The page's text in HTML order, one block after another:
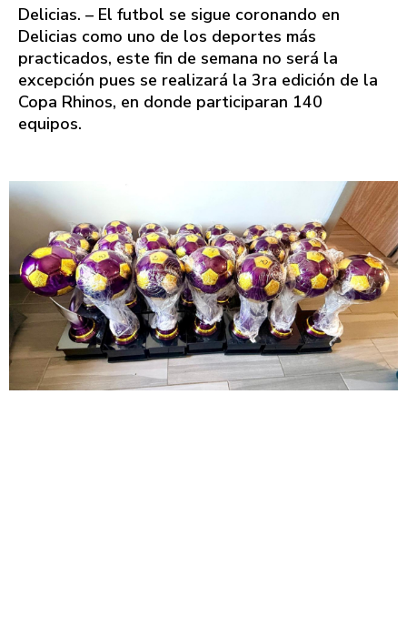
Delicias. – El futbol se sigue coronando en
Delicias como uno de los deportes más
practicados, este fin de semana no será la
excepción pues se realizará la 3ra edición de la
Copa Rhinos, en donde participaran 140
equipos.